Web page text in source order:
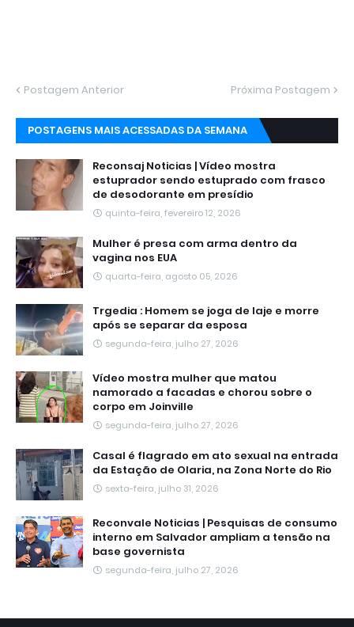
Postagem Anterior Próxima Postagem
POSTAGENS MAIS ACESSADAS DA SEMANA
Reconsaj Noticias | Vídeo mostra
estuprador sendo estuprado com frasco
de desodorante em presídio
quinta-feira, fevereiro 12, 2026
Mulher é presa com arma dentro da
vagina nos EUA
quarta-feira, agosto 05, 2026
Trgedia : Homem se joga de laje e morre
após se separar da esposa
segunda-feira, julho 27, 2026
Vídeo mostra mulher que matou
namorado a facadas e chorou sobre o
corpo em Joinville
segunda-feira, julho 27, 2026
Casal é flagrado em ato sexual na entrada
da Estação de Olaria, na Zona Norte do Rio
sexta-feira, julho 31, 2026
Reconvale Noticias | Pesquisas de consumo
interno em Salvador ampliam a tensão na
base governista
segunda-feira, julho 27, 2026